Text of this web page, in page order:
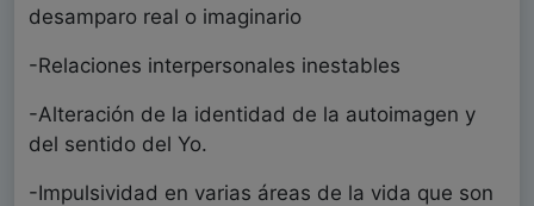
desamparo real o imaginario
-Relaciones interpersonales inestables
-Alteración de la identidad de la autoimagen y
del sentido del Yo.
-Impulsividad en varias áreas de la vida que son